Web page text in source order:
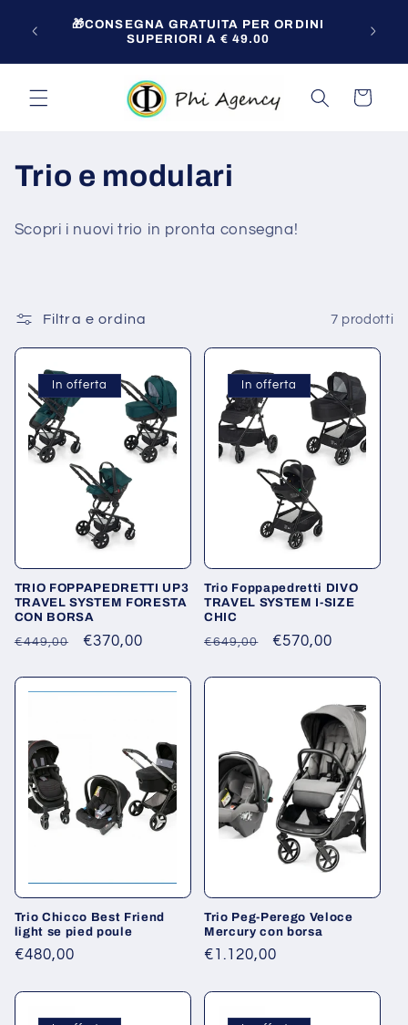
direttamente
ai contenuti
🎁CONSEGNA GRATUITA PER ORDINI
SUPERIORI A € 49.00
Carrello
C
e
z
o
:
Trio e modulari
Scopri i nuovi trio in pronta consegna!
Filtra e ordina 7 prodotti
In offerta
TRIO FOPPAPEDRETTI UP3
TRAVEL SYSTEM FORESTA
CON BORSA
Prezzo
listino
€449,00
Prezzo
€370,00
In offerta
Trio Foppapedretti DIVO
TRAVEL SYSTEM I-SIZE
CHIC
Prezzo
listino
€649,00
Prezzo
€570,00
Trio Chicco Best Friend
light se pied poule
Prezzo
listino
€480,00
Trio Peg-Perego Veloce
Mercury con borsa
Prezzo
listino
€1.120,00